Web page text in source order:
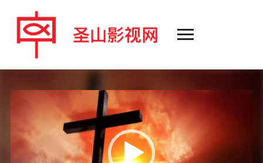
Video
Player